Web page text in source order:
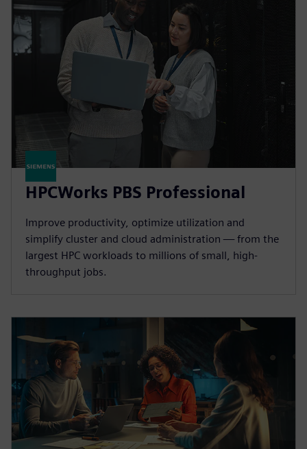
HPCWorks PBS Professional
Improve productivity, optimize utilization and
simplify cluster and cloud administration — from the
largest HPC workloads to millions of small, high-
throughput jobs.